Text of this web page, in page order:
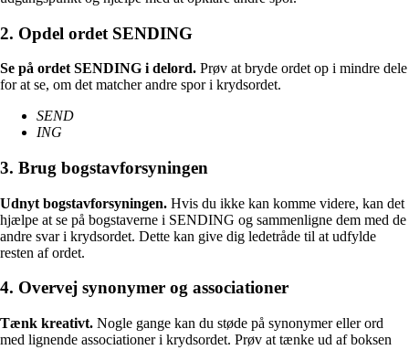
2. Opdel ordet SENDING
Se på ordet SENDING i delord. Prøv at bryde ordet op i mindre dele
for at se, om det matcher andre spor i krydsordet.
SEND
ING
3. Brug bogstavforsyningen
Udnyt bogstavforsyningen. Hvis du ikke kan komme videre, kan det
hjælpe at se på bogstaverne i SENDING og sammenligne dem med de
andre svar i krydsordet. Dette kan give dig ledetråde til at udfylde
resten af ordet.
4. Overvej synonymer og associationer
Tænk kreativt. Nogle gange kan du støde på synonymer eller ord
med lignende associationer i krydsordet. Prøv at tænke ud af boksen